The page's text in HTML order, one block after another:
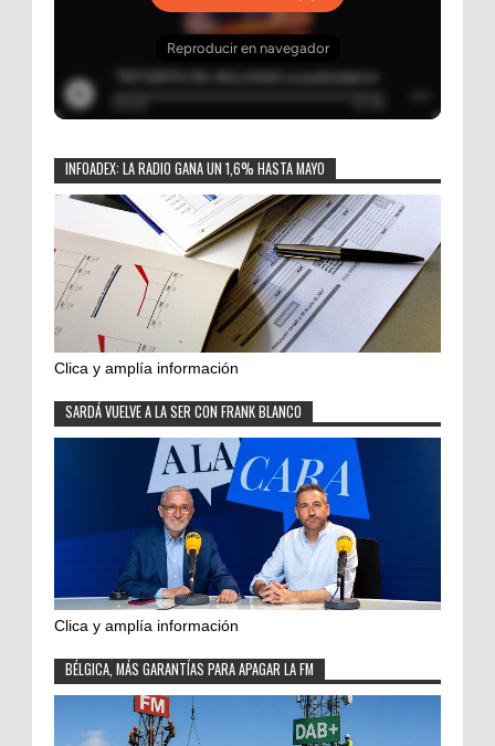
INFOADEX: LA RADIO GANA UN 1,6% HASTA MAYO
Clica y amplía información
SARDÁ VUELVE A LA SER CON FRANK BLANCO
Clica y amplía información
BÉLGICA, MÁS GARANTÍAS PARA APAGAR LA FM